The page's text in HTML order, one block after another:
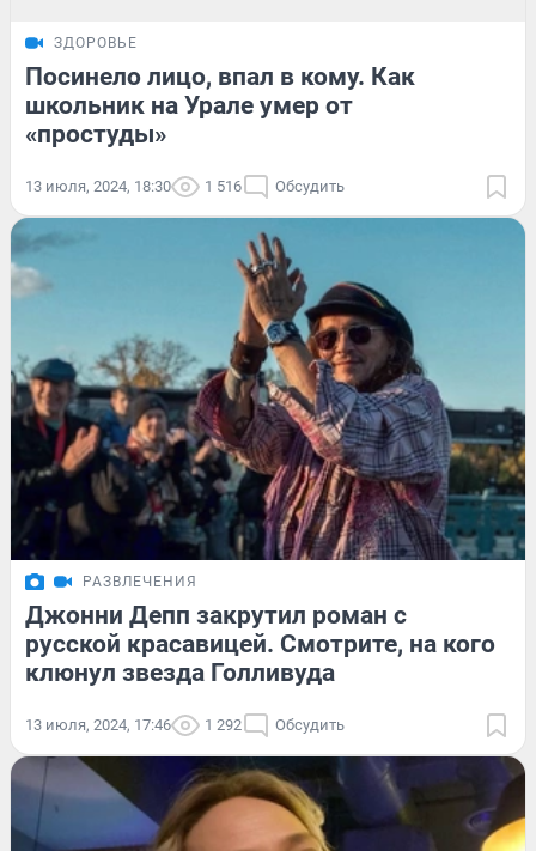
ЗДОРОВЬЕ
Посинело лицо, впал в кому. Как
школьник на Урале умер от
«простуды»
13 июля, 2024, 18:30 1 516 Обсудить
РАЗВЛЕЧЕНИЯ
Джонни Депп закрутил роман с
русской красавицей. Смотрите, на кого
клюнул звезда Голливуда
13 июля, 2024, 17:46 1 292 Обсудить